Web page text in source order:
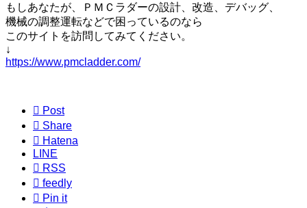
もしあなたが、ＰＭＣラダーの設計、改造、デバッグ、
機械の調整運転などで困っているのなら
このサイトを訪問してみてください。
↓
https://www.pmcladder.com/
 Post
 Share
 Hatena
LINE
 RSS
 feedly
 Pin it